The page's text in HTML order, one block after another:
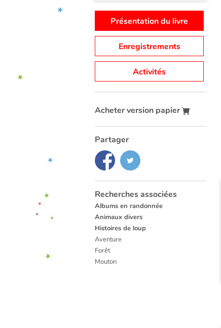
Présentation du livre
Enregistrements
Activités
Acheter version papier
Partager
Recherches associées
Albums en randonnée
Animaux divers
Histoires de loup
Aventure
Forêt
Mouton